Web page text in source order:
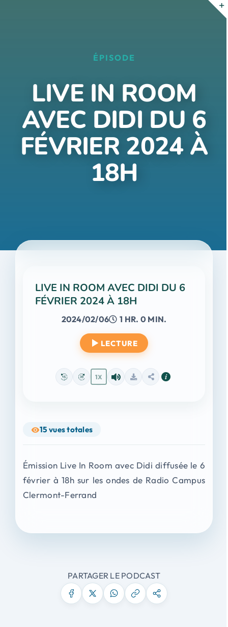
ÉPISODE
LIVE IN ROOM
AVEC DIDI DU 6
FÉVRIER 2024 À
18H
LIVE IN ROOM AVEC DIDI DU 6
FÉVRIER 2024 À 18H
2024/02/06 1 HR. 0 MIN.
LECTURE
1X
15 vues totales
Émission Live In Room avec Didi diffusée le 6
février à 18h sur les ondes de Radio Campus
Clermont-Ferrand
PARTAGER LE PODCAST